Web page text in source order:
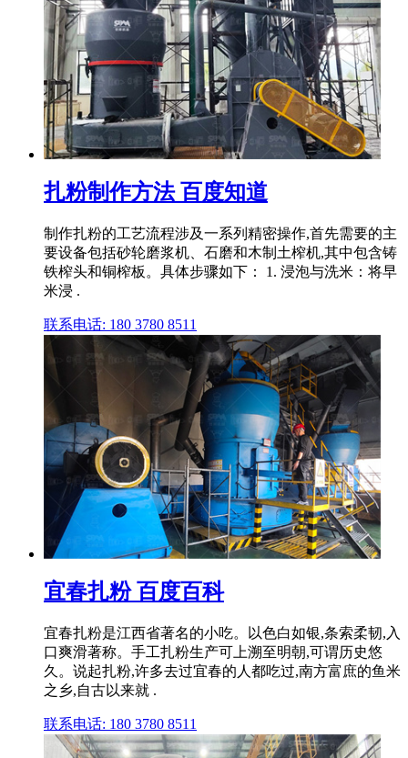
扎粉制作方法 百度知道
制作扎粉的工艺流程涉及一系列精密操作,首先需要的主
要设备包括砂轮磨浆机、石磨和木制土榨机,其中包含铸
铁榨头和铜榨板。具体步骤如下： 1. 浸泡与洗米：将早
米浸 .
联系电话: 180 3780 8511
宜春扎粉 百度百科
宜春扎粉是江西省著名的小吃。以色白如银,条索柔韧,入
口爽滑著称。手工扎粉生产可上溯至明朝,可谓历史悠
久。说起扎粉,许多去过宜春的人都吃过,南方富庶的鱼米
之乡,自古以来就 .
联系电话: 180 3780 8511